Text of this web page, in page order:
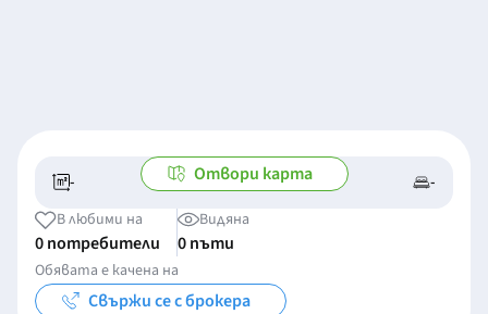
- -/- -
Отвори карта
В любими на
0 потребители
Видяна
0 пъти
Обявата е качена на
Свържи се с брокера